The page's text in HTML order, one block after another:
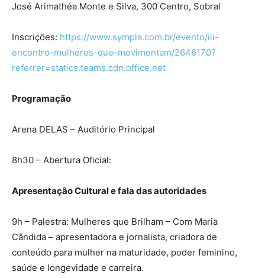
José Arimathéa Monte e Silva, 300 Centro, Sobral
Inscrições: https://www.sympla.com.br/evento/iii-
encontro-mulheres-que-movimentam/2646170?
referrer=statics.teams.cdn.office.net
Programação
Arena DELAS – Auditório Principal
8h30 – Abertura Oficial:
Apresentação Cultural e fala das autoridades
9h – Palestra: Mulheres que Brilham – Com Maria
Cândida – apresentadora e jornalista, criadora de
conteúdo para mulher na maturidade, poder feminino,
saúde e longevidade e carreira.